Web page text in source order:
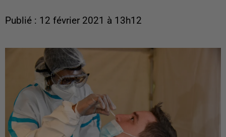
Publié : 12 février 2021 à 13h12